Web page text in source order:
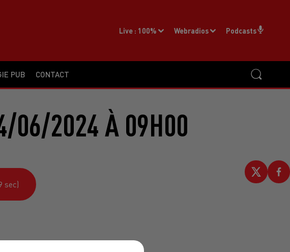
PUB CONTACT
Live : 100% Webradios Podcasts
06/2024 À 09H00
sec)